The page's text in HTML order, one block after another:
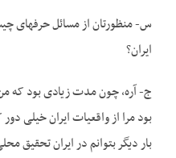
س- منظورتان از مسائل حرفه­ای
ایران؟
ج- آره، چون مدت زیادی بود که
بود مرا از واقعیات ایران خیلی
بار دیگر بتوانم در ایران تحقیق